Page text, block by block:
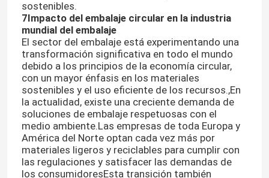
Tazas de vidrio
Capa de botella del frasco
Artículos de vidrio para el hogar
sostenibles.
7Impacto del embalaje circular en la industria
mundial del embalaje
El sector del embalaje está experimentando una
transformación significativa en todo el mundo
debido a los principios de la economía circular,
con un mayor énfasis en los materiales
sostenibles y el uso eficiente de los recursos.,En
la actualidad, existe una creciente demanda de
soluciones de embalaje respetuosas con el
medio ambiente.Las empresas de toda Europa y
América del Norte optan cada vez más por
materiales ligeros y reciclables para cumplir con
las regulaciones y satisfacer las demandas de
los consumidoresEsta transición también